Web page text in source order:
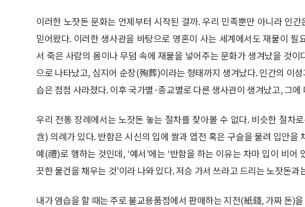
이러한 노잣돈 문화는 언제부터 시작된 걸까. 우리 민족뿐만 아니라 인
믿어왔다. 이러한 생사관을 바탕으로 영혼이 사는 세계에서도 재물이 필
서 죽은 사람의 몸이나 무덤 속에 재물을 넣어주는 문화가 생겨났을 것이
으로 나타났고, 심지어 순장(殉葬)이라는 형태까지 생겨났다. 인간의 이
습은 점점 사라졌다. 이후 국가별·종교별로 다른 생사관이 생겨났고, 그
우리 전통 장례에서는 노잣돈 놓는 절차를 찾아볼 수 없다. 비슷한 절차
含) 의례가 있다. 반함은 시신의 입에 쌀과 엽전 혹은 구슬을 물려 입안을
예(禮)로 행하는 것인데, ‘예서’에는 ‘반함을 하는 이유는 차마 입이 비어
끗한 물건을 채우는 것’이라 나와 있다. 저승 가서 쓰라고 드리는 노잣돈과
내가 염습을 할 때는 주로 불교용품점에서 판매하는 지전(紙錢, 가짜 돈)